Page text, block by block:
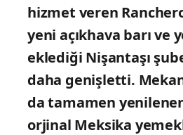
hizmet veren
yeni açıkhava barı ve
eklediği Nişantaşı
daha genişletti.
da tamamen
orjinal Meksika